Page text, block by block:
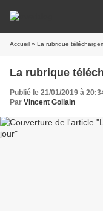
Accueil » La rubrique
La rubrique
Publié le 21/01/2019 à
Par Vincent Gollain